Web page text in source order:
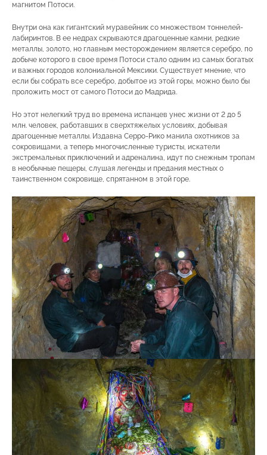
магнитом Потоси.
Внутри она как гигантский муравейник со множеством тоннелей-
лабиринтов. В ее недрах скрываются драгоценные камни, редкие
металлы, золото, но главным месторождением является серебро, по
добыче которого в свое время Потоси стало одним из самых богатых
и важных городов колониальной Мексики. Существует мнение, что
если бы собрать все серебро, добытое из этой горы, можно было бы
проложить мост от самого Потоси до Мадрида.
Но этот нелегкий труд во времена испанцев унес жизни от 2 до 5
млн. человек, работавших в сверхтяжелых условиях, добывая
драгоценные металлы. Издавна Серро-Рико манила охотников за
сокровищами, а теперь многочисленные туристы, искатели
экстремальных приключений и адреналина, идут по снежным тропам
в необычные пещеры, слушая легенды и предания местных о
таинственном сокровище, спрятанном в этой горе.